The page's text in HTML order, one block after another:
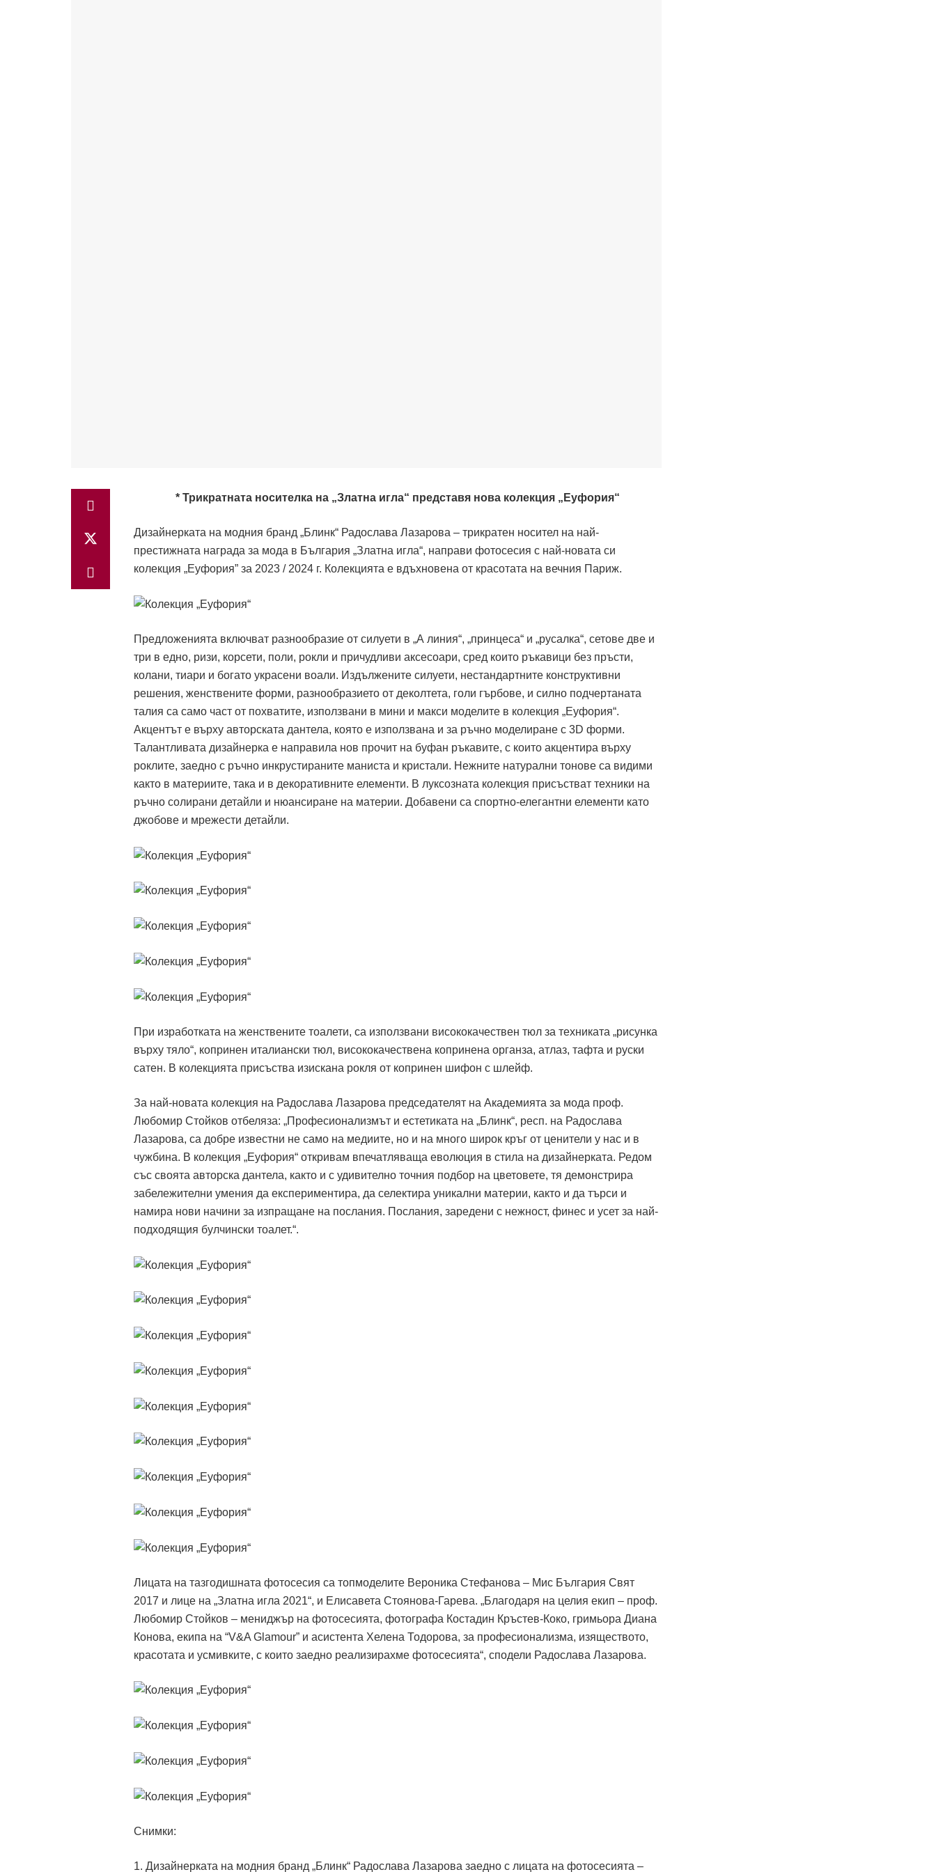
* Трикратната носителка на „Златна игла“ представя нова колекция „Еуфория“
Дизайнерката на модния бранд „Блинк“ Радослава Лазарова – трикратен носител на най-
престижната награда за мода в България „Златна игла“, направи фотосесия с най-новата си
колекция „Еуфория” за 2023 / 2024 г. Колекцията е вдъхновена от красотата на вечния Париж.
Предложенията включват разнообразие от силуети в „А линия“, „принцеса“ и „русалка“, сетове две и
три в едно, ризи, корсети, поли, рокли и причудливи аксесоари, сред които ръкавици без пръсти,
колани, тиари и богато украсени воали. Издължените силуети, нестандартните конструктивни
решения, женствените форми, разнообразието от деколтета, голи гърбове, и силно подчертаната
талия са само част от похватите, използвани в мини и макси моделите в колекция „Еуфория“.
Акцентът е върху авторската дантела, която е използвана и за ръчно моделиране с 3D форми.
Талантливата дизайнерка е направила нов прочит на буфан ръкавите, с които акцентира върху
роклите, заедно с ръчно инкрустираните маниста и кристали. Нежните натурални тонове са видими
както в материите, така и в декоративните елементи. В луксозната колекция присъстват техники на
ръчно солирани детайли и нюансиране на материи. Добавени са спортно-елегантни елементи като
джобове и мрежести детайли.
При изработката на женствените тоалети, са използвани висококачествен тюл за техниката „рисунка
върху тяло“, копринен италиански тюл, висококачествена копринена органза, атлаз, тафта и руски
сатен. В колекцията присъства изискана рокля от копринен шифон с шлейф.
За най-новата колекция на Радослава Лазарова председателят на Академията за мода проф.
Любомир Стойков отбеляза: „Професионализмът и естетиката на „Блинк“, респ. на Радослава
Лазарова, са добре известни не само на медиите, но и на много широк кръг от ценители у нас и в
чужбина. В колекция „Еуфория“ откривам впечатляваща еволюция в стила на дизайнерката. Редом
със своята авторска дантела, както и с удивително точния подбор на цветовете, тя демонстрира
забележителни умения да експериментира, да селектира уникални материи, както и да търси и
намира нови начини за изпращане на послания. Послания, заредени с нежност, финес и усет за най-
подходящия булчински тоалет.“.
Лицата на тазгодишната фотосесия са топмоделите Вероника Стефанова – Мис България Свят
2017 и лице на „Златна игла 2021“, и Елисавета Стоянова-Гарева. „Благодаря на целия екип – проф.
Любомир Стойков – мениджър на фотосесията, фотографа Костадин Кръстев-Коко, гримьора Диана
Конова, екипа на “V&A Glamour” и асистента Хелена Тодорова, за професионализма, изяществото,
красотата и усмивките, с които заедно реализирахме фотосесията“, сподели Радослава Лазарова.
Снимки:
1. Дизайнерката на модния бранд „Блинк“ Радослава Лазарова заедно с лицата на фотосесията –